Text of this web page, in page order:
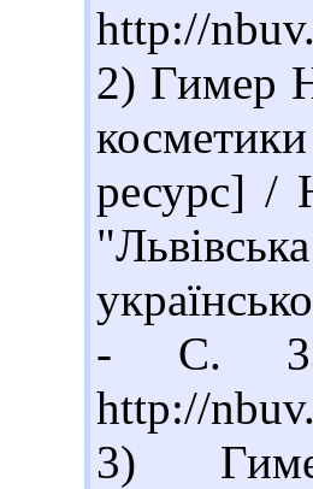
http://
2) Гимер
ресурс] /
- С.
http://
3)